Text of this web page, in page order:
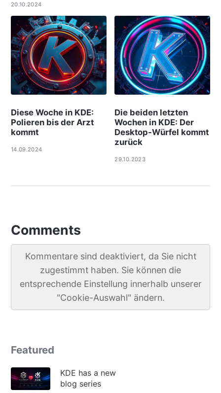
20.10.2024
Diese Woche in KDE:
Polieren bis der Arzt
kommt
14.09.2024
Die beiden letzten
Wochen in KDE: Der
Desktop-Würfel kommt
zurück
29.10.2023
Comments
Kommentare sind deaktiviert, da Sie nicht
zugestimmt haben. Sie können die
entsprechende Einstellung innerhalb unserer
"Cookie-Auswahl" ändern.
Featured
KDE has a new
blog series